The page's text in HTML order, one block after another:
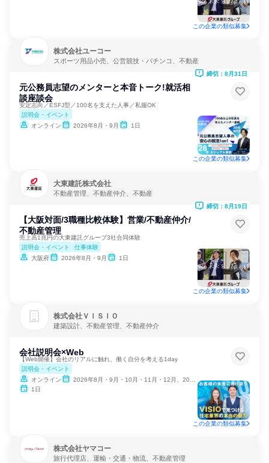
この企業の類似募集
株式会社ユーコー
スポーツ用品小売、公営競技・パチンコ、不動産
元公務員志望のメンターと本音トーク!就活相
談座談会
安定志向／ESFJ型／100名を支えた人事／私服OK
説明会・イベント
オンライン
2026年8月・9月 1日
締切：8月31日
この企業の類似募集
大東建託株式会社
不動産管理、不動産仲介、不動産
【大阪対面/3職種比較体験】営業/不動産仲介/
不動産管理
売上高1兆円の大東建託グループ3社合同体験
説明会・イベント
仕事体験
大阪府
2026年8月・9月 1日
締切：8月19日
この企業の類似募集
株式会社ＶＩＳＩＯ
建築設計、不動産管理、不動産仲介
会社説明会×Web
【Web開催】会社のリアルに触れ、働く自分を考える1day
説明会・イベント
オンライン
2026年8月・9月・10月・11月・12月、2027年1月・2月
1日
この企業の類似募集
株式会社ヤマコー
旅行代理店、運輸・交通・物流、不動産管理